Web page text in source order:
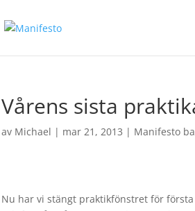
Vårens sista
av Michael | mar 21, 2013 | Manifesto
Nu har vi stängt praktikfönstret för